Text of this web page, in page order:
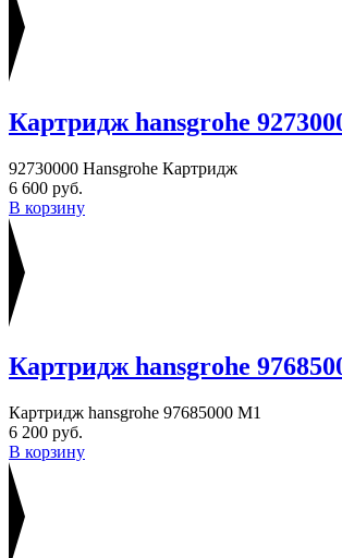
Картридж hansgrohe
92730000 Hansgrohe Картридж
6 600 руб.
В корзину
Картридж hansgrohe
Картридж hansgrohe 97685000 М1
6 200 руб.
В корзину